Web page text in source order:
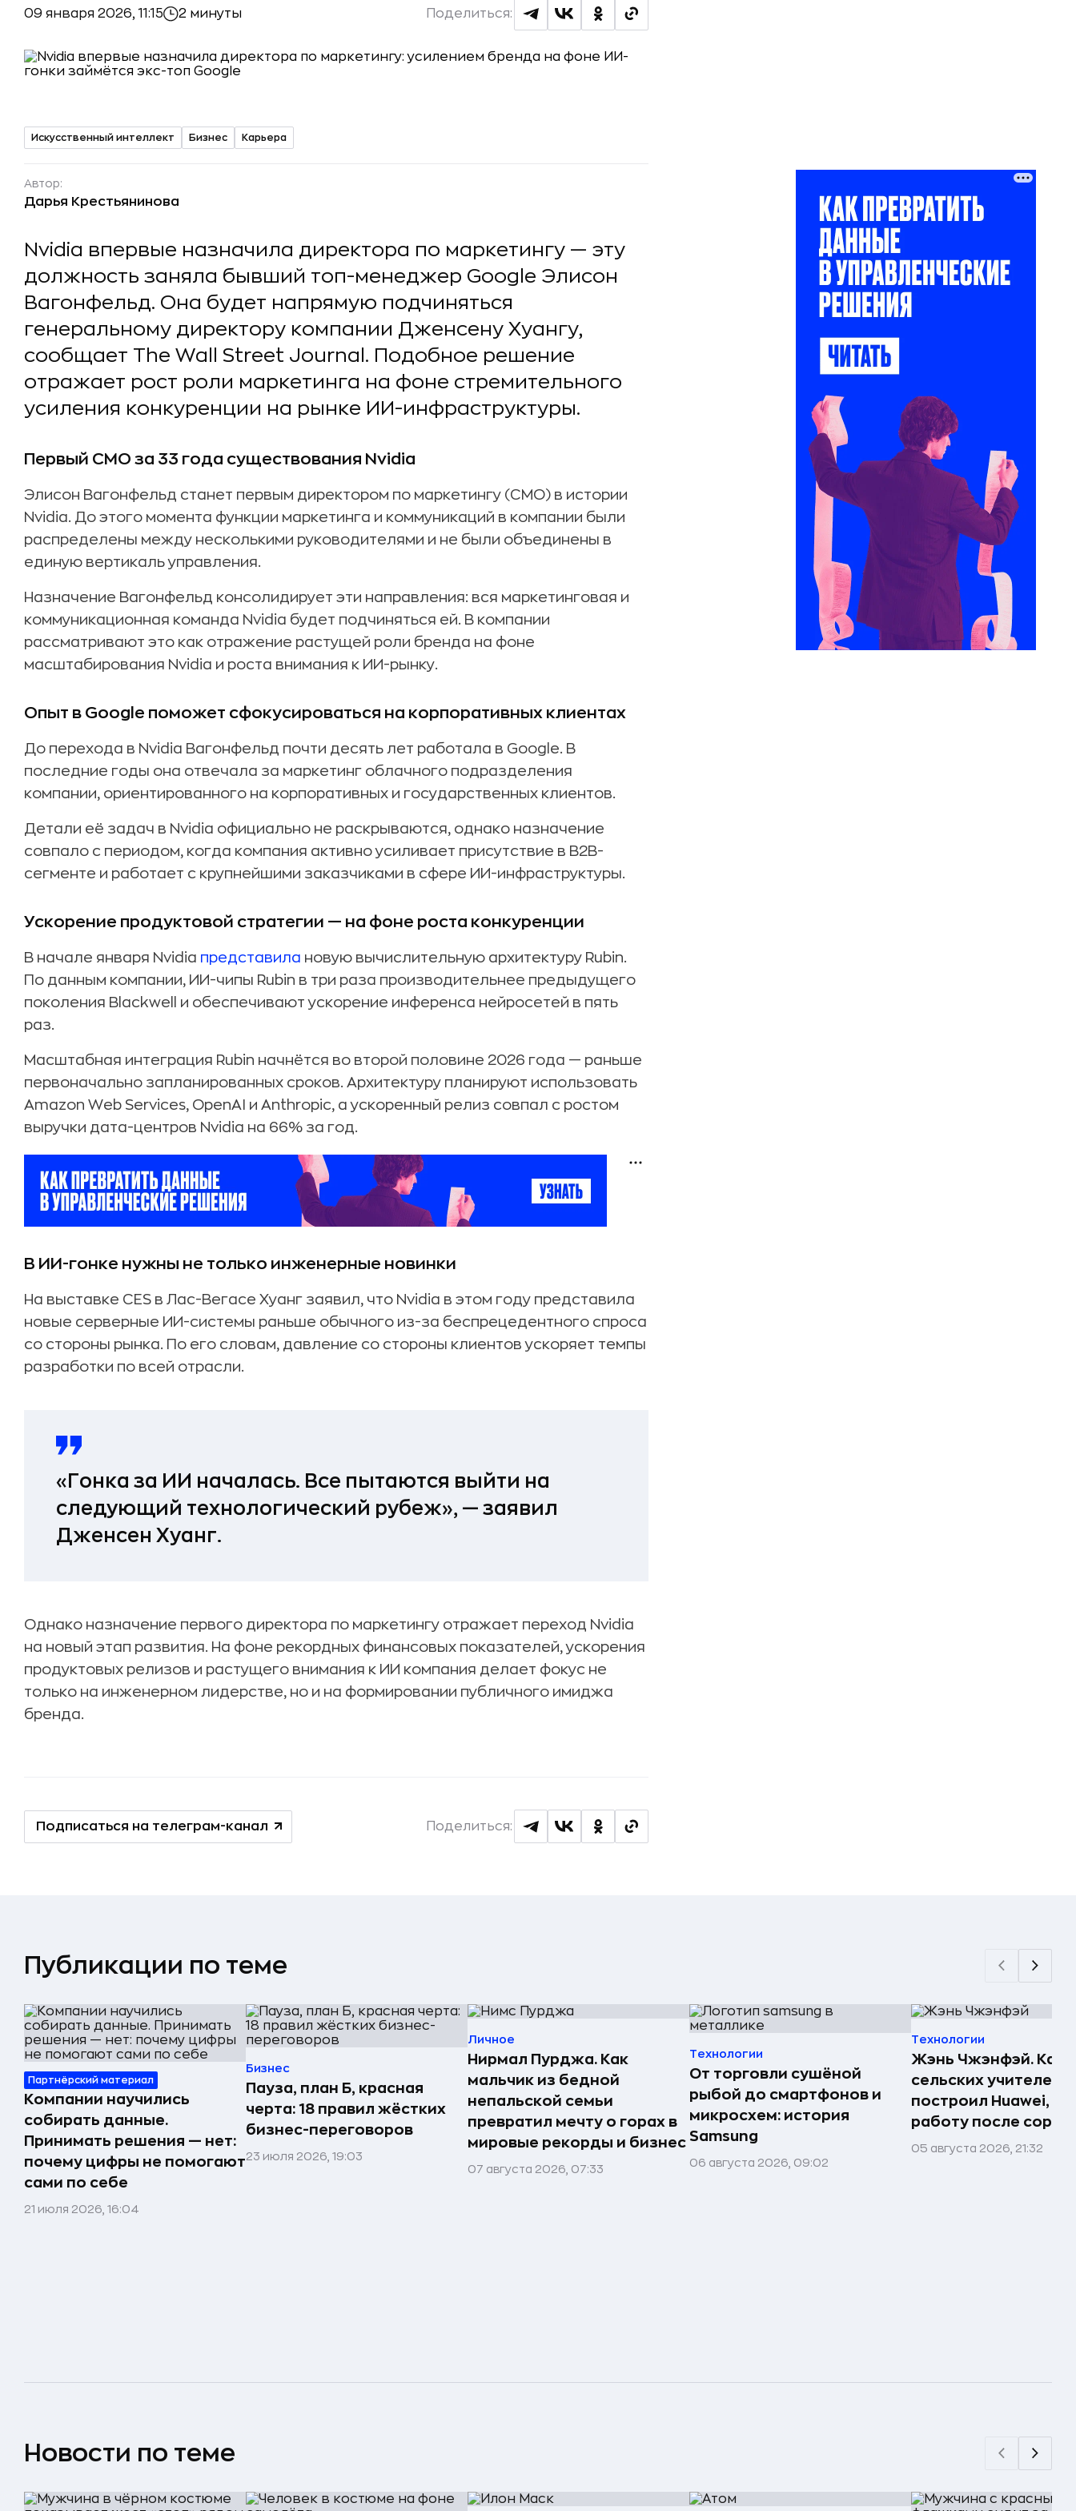
09 января 2026, 11:15 2 минуты Поделиться:
Искусственный интеллект Бизнес Карьера
Автор:
Дарья Крестьянинова
Nvidia впервые назначила директора по маркетингу — эту
должность заняла бывший топ-менеджер Google Элисон
Вагонфельд. Она будет напрямую подчиняться
генеральному директору компании Дженсену Хуангу,
сообщает The Wall Street Journal. Подобное решение
отражает рост роли маркетинга на фоне стремительного
усиления конкуренции на рынке ИИ-инфраструктуры.
Первый CMO за 33 года существования Nvidia
Элисон Вагонфельд станет первым директором по маркетингу (CMO) в истории
Nvidia. До этого момента функции маркетинга и коммуникаций в компании были
распределены между несколькими руководителями и не были объединены в
единую вертикаль управления.
Назначение Вагонфельд консолидирует эти направления: вся маркетинговая и
коммуникационная команда Nvidia будет подчиняться ей. В компании
рассматривают это как отражение растущей роли бренда на фоне
масштабирования Nvidia и роста внимания к ИИ-рынку.
Опыт в Google поможет сфокусироваться на корпоративных клиентах
До перехода в Nvidia Вагонфельд почти десять лет работала в Google. В
последние годы она отвечала за маркетинг облачного подразделения
компании, ориентированного на корпоративных и государственных клиентов.
Детали её задач в Nvidia официально не раскрываются, однако назначение
совпало с периодом, когда компания активно усиливает присутствие в B2B-
сегменте и работает с крупнейшими заказчиками в сфере ИИ-инфраструктуры.
Ускорение продуктовой стратегии — на фоне роста конкуренции
В начале января Nvidia представила новую вычислительную архитектуру Rubin.
По данным компании, ИИ-чипы Rubin в три раза производительнее предыдущего
поколения Blackwell и обеспечивают ускорение инференса нейросетей в пять
раз.
Масштабная интеграция Rubin начнётся во второй половине 2026 года — раньше
первоначально запланированных сроков. Архитектуру планируют использовать
Amazon Web Services, OpenAI и Anthropic, а ускоренный релиз совпал с ростом
выручки дата-центров Nvidia на 66% за год.
В ИИ-гонке нужны не только инженерные новинки
На выставке CES в Лас-Вегасе Хуанг заявил, что Nvidia в этом году представила
новые серверные ИИ-системы раньше обычного из-за беспрецедентного спроса
со стороны рынка. По его словам, давление со стороны клиентов ускоряет темпы
разработки по всей отрасли.
«Гонка за ИИ началась. Все пытаются выйти на
следующий технологический рубеж», — заявил
Дженсен Хуанг.
Однако назначение первого директора по маркетингу отражает переход Nvidia
на новый этап развития. На фоне рекордных финансовых показателей, ускорения
продуктовых релизов и растущего внимания к ИИ компания делает фокус не
только на инженерном лидерстве, но и на формировании публичного имиджа
бренда.
Подписаться на телеграм-канал Поделиться:
Публикации по теме
Партнёрский материал
Компании научились
собирать данные.
Принимать решения — нет:
почему цифры не помогают
сами по себе
21 июля 2026, 16:04
Бизнес
Пауза, план Б, красная
черта: 18 правил жёстких
бизнес-переговоров
23 июля 2026, 19:03
Личное
Нирмал Пурджа. Как
мальчик из бедной
непальской семьи
превратил мечту о горах в
мировые рекорды и бизнес
07 августа 2026, 07:33
Технологии
От торговли сушёной
рыбой до смартфонов и
микросхем: история
Samsung
06 августа 2026, 09:02
Технологии
Жэнь Чжэнфэй. Как
сельских учителей
построил Huawei,
работу после
05 августа 2026, 21:32
Новости по теме